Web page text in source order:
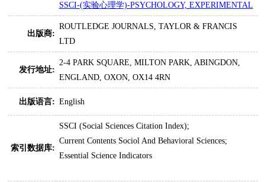
SSCI-(实验心理学)-PSYCHOLOGY, EXPERIMENTAL
出版商:
ROUTLEDGE JOURNALS, TAYLOR & FRANCIS
LTD
发行地址:
2-4 PARK SQUARE, MILTON PARK, ABINGDON,
ENGLAND, OXON, OX14 4RN
出版语言: English
索引数据库:
SSCI (Social Sciences Citation Index);
Current Contents Sociol And Behavioral Sciences;
Essential Science Indicators